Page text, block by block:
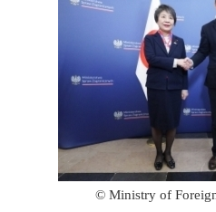
© Ministry of